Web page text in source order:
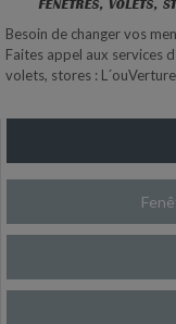
Besoin de changer vos
Faites appel aux services
volets, stores :